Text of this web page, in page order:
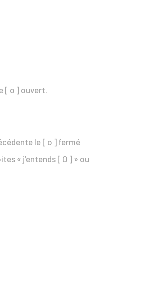
[ o ] ouvert.
le [ o ] fermé
« j’entends [ O ] » ou